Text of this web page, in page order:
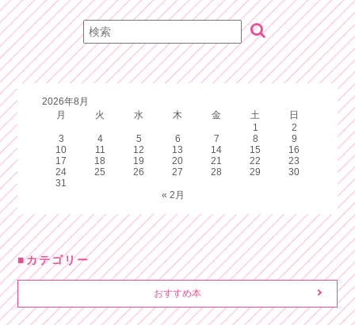
2026年8月
月
火 水 木 金 土
日
1
2
3
4 5 6 7 8
9
10
11 12 13 14 15
16
17
18 19 20 21 22
23
24
25 26 27 28 29
30
31
« 2月
カテゴリー
おすすめ本